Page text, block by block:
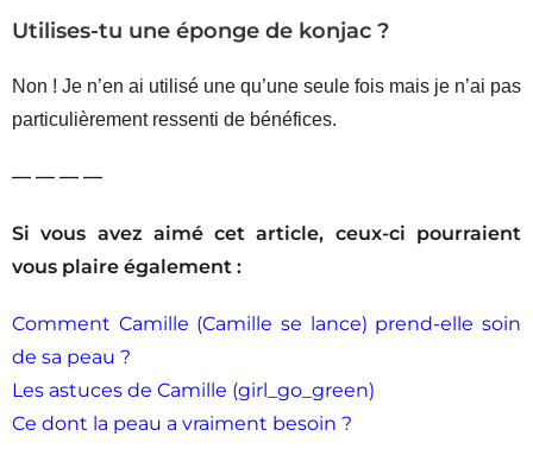
Utilises-tu une éponge de konjac ?
Non ! Je n’en ai utilisé une qu’une seule fois mais je n’ai pas
particulièrement ressenti de bénéfices.
— — — —
Si vous avez aimé cet article, ceux-ci pourraient
vous plaire également :
Comment Camille (Camille se lance) prend-elle soin
de sa peau ?
Les astuces de Camille (girl_go_green)
Ce dont la peau a vraiment besoin ?